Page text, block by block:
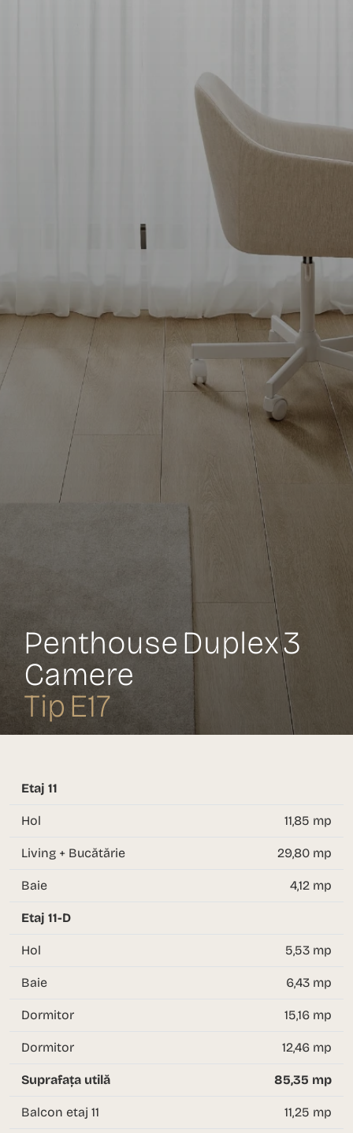
Penthouse Duplex 3
Camere
Tip E17
Etaj 11
Hol 11,85 mp
Living + Bucătărie 29,80 mp
Baie 4,12 mp
Etaj 11-D
Hol 5,53 mp
Baie 6,43 mp
Dormitor 15,16 mp
Dormitor 12,46 mp
Suprafața utilă 85,35 mp
Balcon etaj 11 11,25 mp